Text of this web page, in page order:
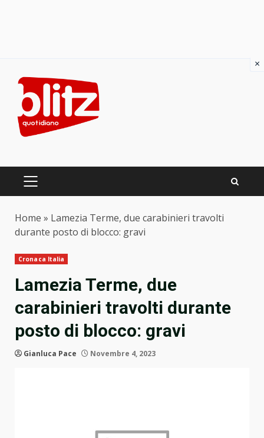
content
PRIMARY
Home » Lamezia Terme, due carabinieri travolti
durante posto di blocco: gravi
Cronaca Italia
Lamezia Terme, due
carabinieri travolti durante
posto di blocco: gravi
Gianluca Pace Novembre 4, 2023
×